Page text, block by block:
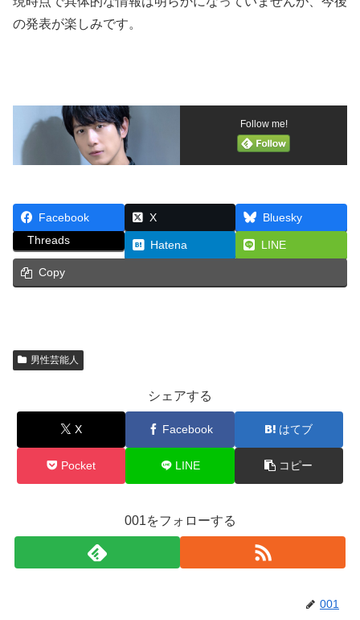
の発表が楽しみです。
Follow me!
Facebook X
Bluesky
Threads
Hatena LINE
Copy
男性芸能人
シェアする
X Facebook はてブ
Pocket LINE コピー
001をフォローする
001